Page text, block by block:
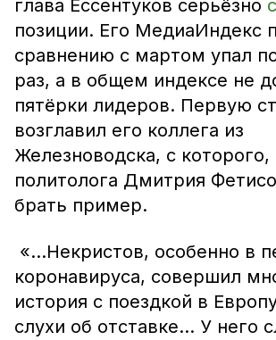
глава Ессентуков серьёзно
позиции. Его МедиаИндекс
сравнению с мартом упал
раз, а в общем индексе не
пятёрки лидеров. Первую
возглавил его коллега из
Железноводска, с
политолога Дмитрия
брать пример.
«…Некристов, особенно в
коронавируса, совершил
история с поездкой в
слухи об отставке... У него